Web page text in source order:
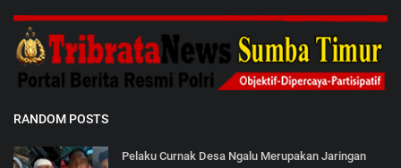
RANDOM POSTS
Pelaku Curnak Desa Ngalu Merupakan Jaringan